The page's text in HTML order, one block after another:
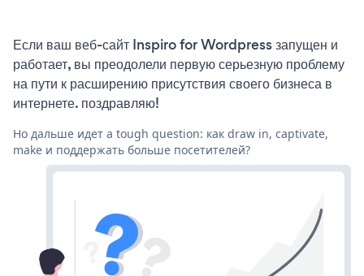
Если ваш веб-сайт Inspiro for Wordpress запущен и
работает, вы преодолели первую серьезную проблему
на пути к расширению присутствия своего бизнеса в
интернете. поздравляю!
Но дальше идет a tough question: как draw in, captivate,
make и поддержать больше посетителей?